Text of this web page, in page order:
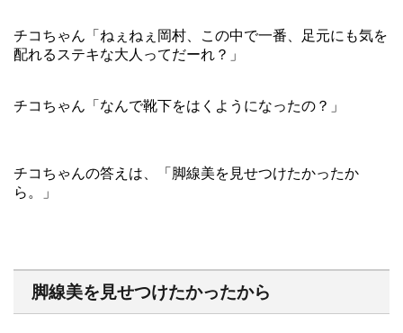
チコちゃん「ねぇねぇ岡村、この中で一番、足元にも気を
配れるステキな大人ってだーれ？」
チコちゃん「なんで靴下をはくようになったの？」
チコちゃんの答えは、「脚線美を見せつけたかったか
ら。」
脚線美を見せつけたかったから